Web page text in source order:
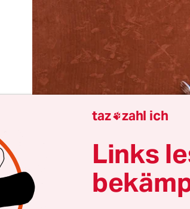
hat „unser Sascha“ es geschafft.
taz zahl ich
Links